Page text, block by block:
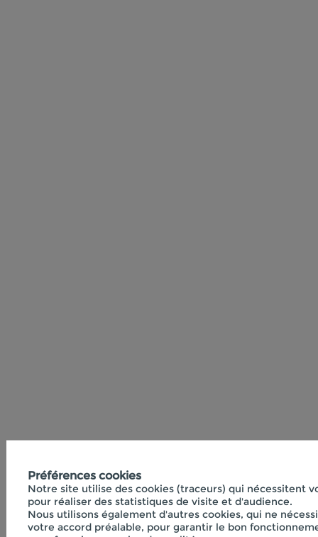
Préférences cookies
Notre site utilise des cookies (traceurs) qui nécessitent
pour réaliser des statistiques de visite et d'audience.
Nous utilisons également d'autres cookies, qui ne
votre accord préalable, pour garantir le bon